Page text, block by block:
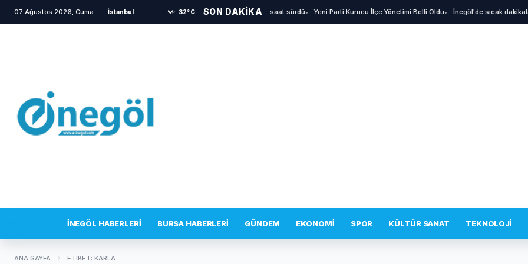
07 Ağustos 2026, Cuma 32°C SON DAKİKA
• İnegöl’de sıcak dakikalar! İkna çabası bir saat sürdü• Yeni Parti Kurucu İlçe Yönetimi Belli Oldu• İnegöl'de sıcak dakikalar!
İNEGÖL HABERLERI BURSA HABERLERI GÜNDEM EKONOMI SPOR KÜLTÜR SANAT TEKNOLOJI
ANA SAYFA ETIKET: KARLA